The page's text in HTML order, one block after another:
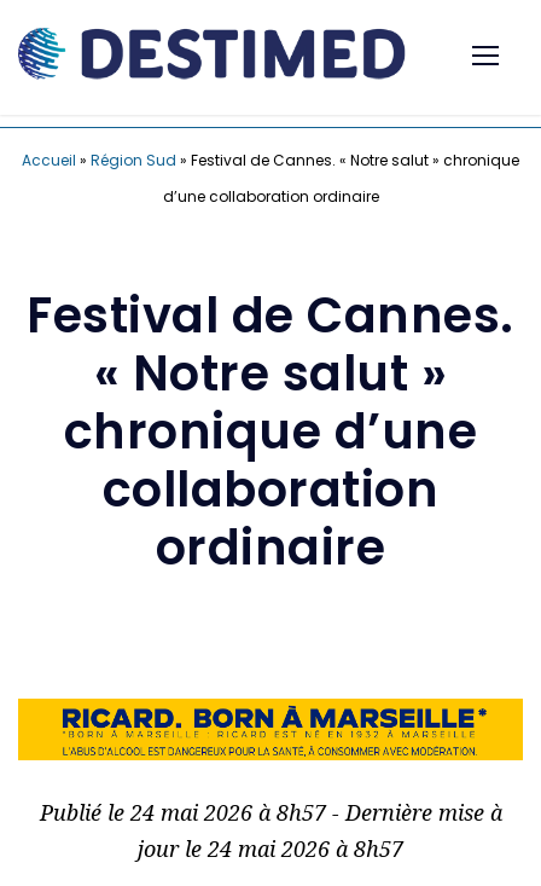
Accueil » Région Sud » Festival de Cannes. « Notre salut » chronique
d’une collaboration ordinaire
Festival de Cannes.
« Notre salut »
chronique d’une
collaboration
ordinaire
Publié le 24 mai 2026 à 8h57 - Dernière mise à
jour le 24 mai 2026 à 8h57